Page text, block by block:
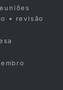
• revisão